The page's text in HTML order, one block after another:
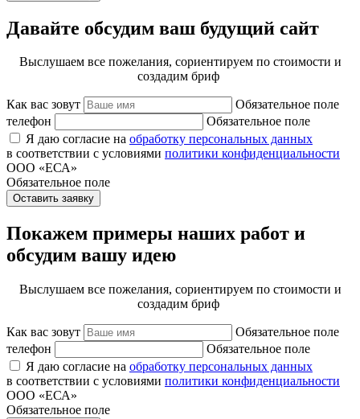
Давайте обсудим ваш будущий сайт
Выслушаем все пожелания, сориентируем по стоимости и
создадим бриф
Как вас зовут
Обязательное поле
телефон
Обязательное поле
Я даю согласие на обработку персональных данных
в соответствии с условиями политики конфиденциальности
ООО «ЕСА»
Обязательное поле
Оставить заявку
Покажем примеры наших работ и
обсудим вашу идею
Выслушаем все пожелания, сориентируем по стоимости и
создадим бриф
Как вас зовут
Обязательное поле
телефон
Обязательное поле
Я даю согласие на обработку персональных данных
в соответствии с условиями политики конфиденциальности
ООО «ЕСА»
Обязательное поле